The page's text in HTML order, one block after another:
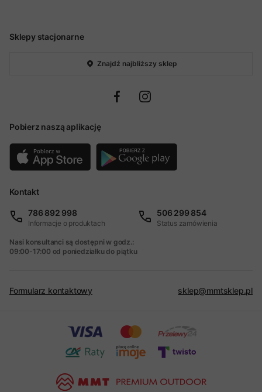
Sklepy stacjonarne
Znajdź najbliższy sklep
Pobierz naszą aplikację
Kontakt
786 892 998
Informacje o produktach
506 299 854
Status zamówienia
Nasi konsultanci są dostępni w godz.:
09:00-17:00 od poniedziałku do piątku
Formularz kontaktowy sklep@mmtsklep.pl